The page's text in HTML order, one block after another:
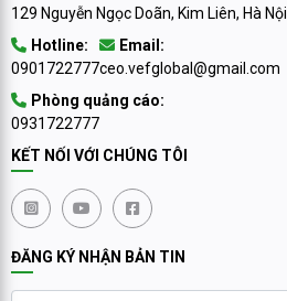
129 Nguyễn Ngọc Doãn, Kim Liên, Hà Nội
Hotline:
0901722777
Email:
ceo.vefglobal@gmail.com
Phòng quảng cáo:
0931722777
KẾT NỐI VỚI CHÚNG TÔI
ĐĂNG KÝ NHẬN BẢN TIN